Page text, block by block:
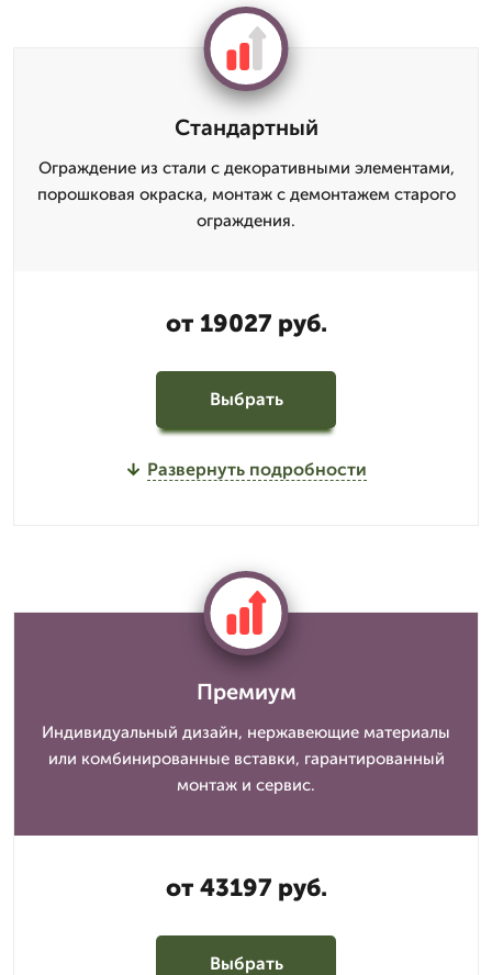
Стандартный
Ограждение из стали с декоративными элементами,
порошковая окраска, монтаж с демонтажем старого
ограждения.
от 19027 руб.
Выбрать
Развернуть подробности
Премиум
Индивидуальный дизайн, нержавеющие материалы
или комбинированные вставки, гарантированный
монтаж и сервис.
от 43197 руб.
Выбрать